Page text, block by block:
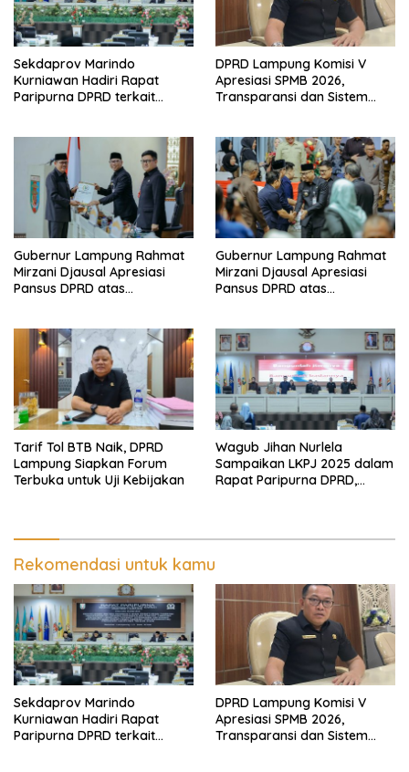
Sekdaprov Marindo
Kurniawan Hadiri Rapat
Paripurna DPRD terkait
Daerah Provinsi Lampung
Tahun 2026
DPRD Lampung Komisi V
Apresiasi SPMB 2026,
Transparansi dan Sistem
yang Sukses
Gubernur Lampung Rahmat
Mirzani Djausal Apresiasi
Pansus DPRD atas
Rapat Paripurna DPRD
Lampung
Gubernur Lampung Rahmat
Mirzani Djausal Apresiasi
Pansus DPRD atas
Rapat Paripurna DPRD
Lampung
Tarif Tol BTB Naik, DPRD
Lampung Siapkan Forum
Terbuka untuk Uji Kebijakan
Wagub Jihan Nurlela
Sampaikan LKPJ 2025 dalam
Rapat Paripurna DPRD,
Rekomendasi untuk kamu
Sekdaprov Marindo
Kurniawan Hadiri Rapat
Paripurna DPRD terkait
DPRD Lampung Komisi V
Apresiasi SPMB 2026,
Transparansi dan Sistem